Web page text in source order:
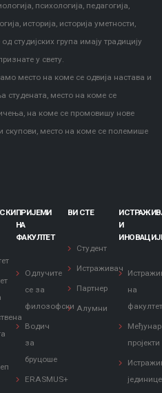
психологија, педагогија,
историја, историја уметности,
студијских група имају традицију
у свету.
место на коме се одвија настава и
студената, место на коме се
на коме се промовишу нове
скупови, место на коме се полемише
ПРИЈЕМИ
НА
ФАКУЛТЕТ
Одлучите
се за
филозофски
Водич
за
бруцоше
ERASMUS+
ВИ СТЕ
Студент
Истраживач
Партнер
Алумни
И
на
пројекти
јединице